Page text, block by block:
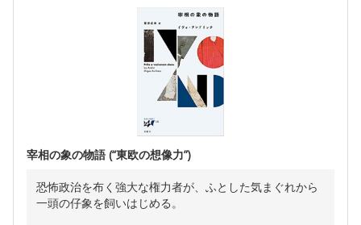
宰相の象の物語 (“東欧の想像力”)
恐怖政治を布く強大な権力者が、ふとした気まぐれから
一頭の仔象を飼いはじめる。